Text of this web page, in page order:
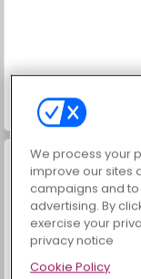
İçecekleri Eşle
Moda Prensesleri
We process your
improve our sites
campaigns and
advertising. By
exercise your
privacy notice
Cookie Policy